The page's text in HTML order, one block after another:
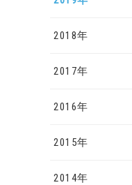
2018年
2017年
2016年
2015年
2014年